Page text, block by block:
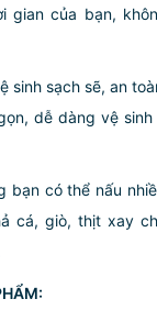
gian của bạn,
sinh sạch sẽ, an
dễ dàng vệ
bạn có thể nấu
cá, giò, thịt xay